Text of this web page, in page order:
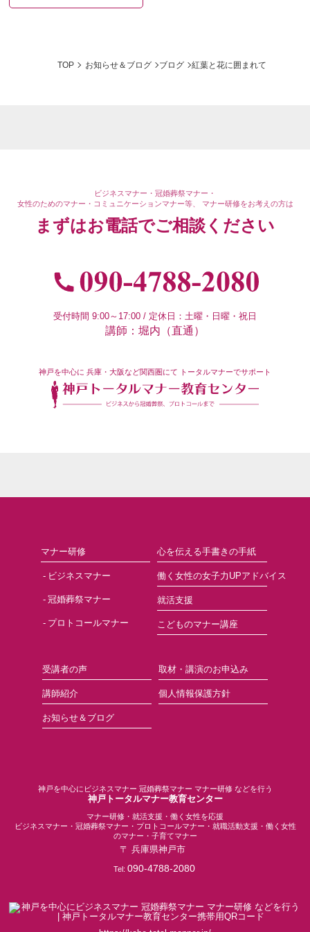
TOP お知らせ＆ブログ ブログ 紅葉と花に囲まれて
ビジネスマナー・冠婚葬祭マナー・
女性のためのマナー・コミュニケーションマナー等、
マナー研修をお考えの方は
まずはお電話でご相談ください
神戸を中心に 兵庫・大阪など関西圏にて トータルマナーでサポート
受付時間 9:00～17:00 / 定休日：土曜・日曜・祝日
講師：堀内（直通）
マナー研修
ビジネスマナー
冠婚葬祭マナー
プロトコールマナー
心を伝える手書きの手紙
働く女性の女子力UPアドバイス
就活支援
こどものマナー講座
受講者の声
講師紹介
お知らせ＆ブログ
取材・講演のお申込み
個人情報保護方針
神戸を中心にビジネスマナー 冠婚葬祭マナー マナー研修 などを行う
神戸トータルマナー教育センター
マナー研修・就活支援・働く女性を応援
ビジネスマナー・冠婚葬祭マナー・プロトコールマナー・就職活動支援・働く女性
のマナー・子育てマナー
〒 兵庫県神戸市
Tel: 090-4788-2080